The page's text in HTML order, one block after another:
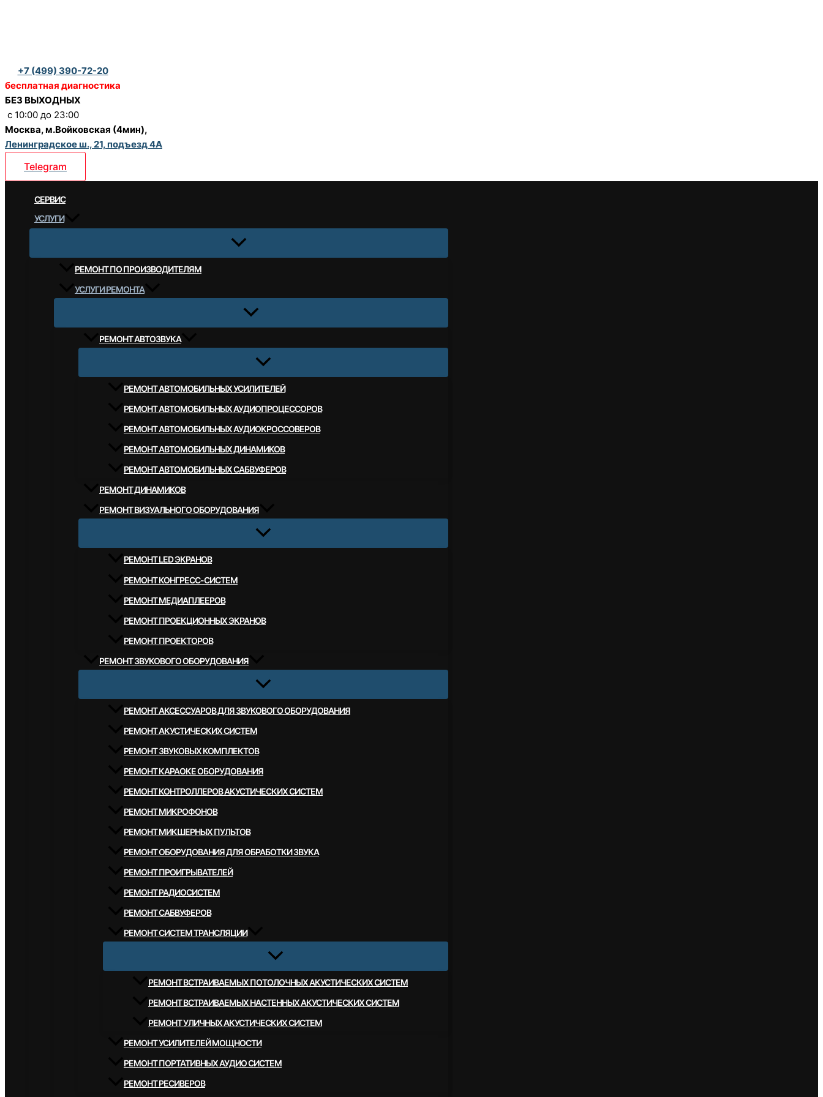
+7 (499) 390-72-20
бесплатная диагностика
БЕЗ ВЫХОДНЫХ
c 10:00 до 23:00
Москва, м.Войковская (4мин),
Ленинградское ш., 21, подъезд 4А
Telegram
CЕРВИС
УСЛУГИ
РЕМОНТ ПО ПРОИЗВОДИТЕЛЯМ
УСЛУГИ РЕМОНТА
РЕМОНТ АВТОЗВУКА
РЕМОНТ АВТОМОБИЛЬНЫХ УСИЛИТЕЛЕЙ
РЕМОНТ АВТОМОБИЛЬНЫХ АУДИОПРОЦЕССОРОВ
РЕМОНТ АВТОМОБИЛЬНЫХ АУДИОКРОССОВЕРОВ
РЕМОНТ АВТОМОБИЛЬНЫХ ДИНАМИКОВ
РЕМОНТ АВТОМОБИЛЬНЫХ САБВУФЕРОВ
РЕМОНТ ДИНАМИКОВ
РЕМОНТ ВИЗУАЛЬНОГО ОБОРУДОВАНИЯ
РЕМОНТ LED ЭКРАНОВ
РЕМОНТ КОНГРЕСС-СИСТЕМ
РЕМОНТ МЕДИАПЛЕЕРОВ
РЕМОНТ ПРОЕКЦИОННЫХ ЭКРАНОВ
РЕМОНТ ПРОЕКТОРОВ
РЕМОНТ ЗВУКОВОГО ОБОРУДОВАНИЯ
РЕМОНТ АКСЕССУАРОВ ДЛЯ ЗВУКОВОГО ОБОРУДОВАНИЯ
РЕМОНТ АКУСТИЧЕСКИХ СИСТЕМ
РЕМОНТ ЗВУКОВЫХ КОМПЛЕКТОВ
РЕМОНТ КАРАОКЕ ОБОРУДОВАНИЯ
РЕМОНТ КОНТРОЛЛЕРОВ АКУСТИЧЕСКИХ СИСТЕМ
РЕМОНТ МИКРОФОНОВ
РЕМОНТ МИКШЕРНЫХ ПУЛЬТОВ
РЕМОНТ ОБОРУДОВАНИЯ ДЛЯ ОБРАБОТКИ ЗВУКА
РЕМОНТ ПРОИГРЫВАТЕЛЕЙ
РЕМОНТ РАДИОСИСТЕМ
РЕМОНТ САБВУФЕРОВ
РЕМОНТ СИСТЕМ ТРАНСЛЯЦИИ
РЕМОНТ ВСТРАИВАЕМЫХ ПОТОЛОЧНЫХ АКУСТИЧЕСКИХ СИСТЕМ
РЕМОНТ ВСТРАИВАЕМЫХ НАСТЕННЫХ АКУСТИЧЕСКИХ СИСТЕМ
РЕМОНТ УЛИЧНЫХ АКУСТИЧЕСКИХ СИСТЕМ
РЕМОНТ УСИЛИТЕЛЕЙ МОЩНОСТИ
РЕМОНТ ПОРТАТИВНЫХ АУДИО СИСТЕМ
РЕМОНТ РЕСИВЕРОВ